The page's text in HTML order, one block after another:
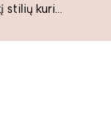
Jei esate prabangos gerbėjas ir būtent tokį stilių kuriate savo namuose ar biure, tuomet solidūs, prabangūs baldai nepriekaištingai įsilies į Jūsų kuriamą interjerą.